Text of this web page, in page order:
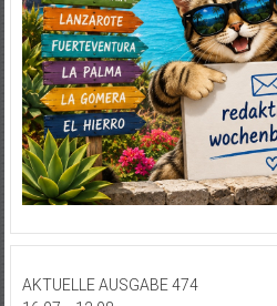
AKTUELLE AUSGABE 474